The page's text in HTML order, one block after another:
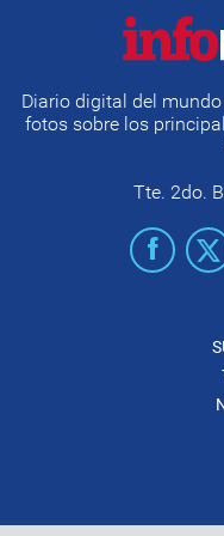
Diario digital del
fotos sobre los
Tte. 2do.